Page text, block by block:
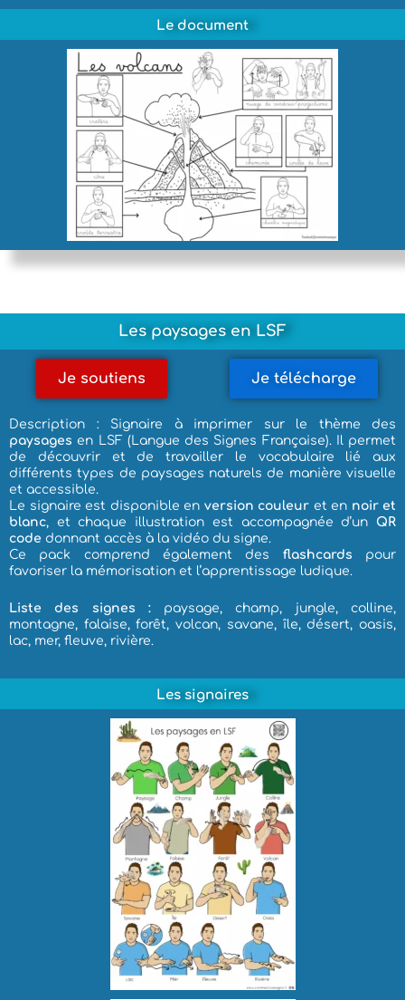
Le document
Les paysages en LSF
Je soutiens Je télécharge
Description : Signaire à imprimer sur le thème des
paysages en LSF (Langue des Signes Française). Il permet
de découvrir et de travailler le vocabulaire lié aux
différents types de paysages naturels de manière visuelle
et accessible.
Le signaire est disponible en version couleur et en noir et
blanc, et chaque illustration est accompagnée d’un QR
code donnant accès à la vidéo du signe.
Ce pack comprend également des flashcards pour
favoriser la mémorisation et l’apprentissage ludique.
Liste des signes :paysage, champ, jungle, colline,
montagne, falaise, forêt, volcan, savane, île, désert, oasis,
lac, mer, fleuve, rivière.
Les signaires